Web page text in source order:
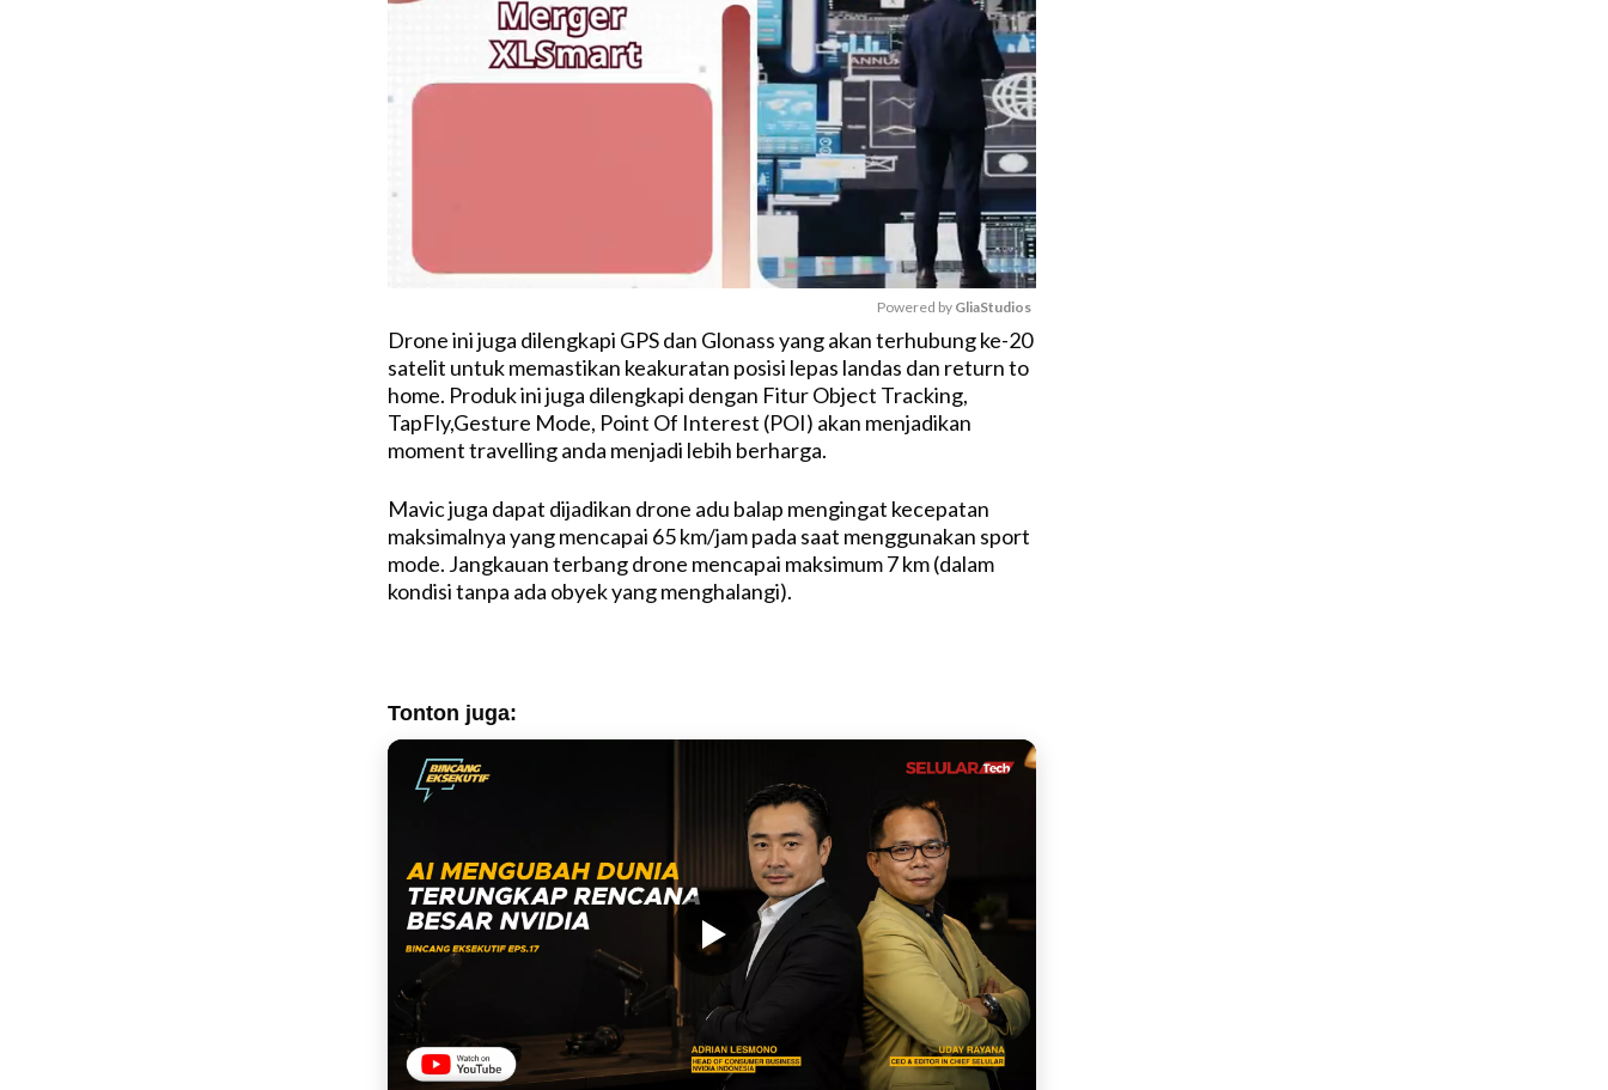
M
u
Powered by GliaStudios
Drone ini juga dilengkapi GPS dan Glonass yang akan terhubung ke-20
satelit untuk memastikan keakuratan posisi lepas landas dan return to
home. Produk ini juga dilengkapi dengan Fitur Object Tracking,
TapFly,Gesture Mode, Point Of Interest (POI) akan menjadikan
moment travelling anda menjadi lebih berharga.
Mavic juga dapat dijadikan drone adu balap mengingat kecepatan
maksimalnya yang mencapai 65 km/jam pada saat menggunakan sport
mode. Jangkauan terbang drone mencapai maksimum 7 km (dalam
kondisi tanpa ada obyek yang menghalangi).
Tonton juga: